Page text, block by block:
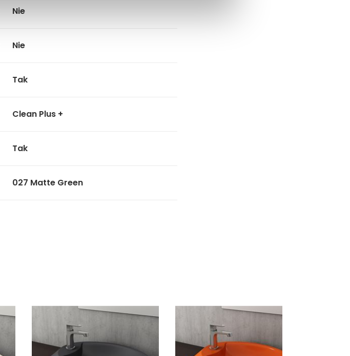
Nie
Nie
Tak
Clean Plus +
Tak
027 Matte Green